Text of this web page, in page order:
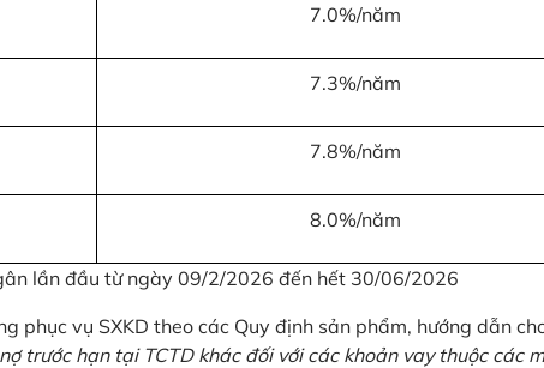
7.0%/năm
7.3%/năm
7.8%/năm
8.0%/năm
lần đầu từ ngày 09/2/2026 đến hết 30/06/2026
phục vụ SXKD theo các Quy định sản phẩm, hướng dẫn
trước hạn tại TCTD khác đối với các khoản vay thuộc các